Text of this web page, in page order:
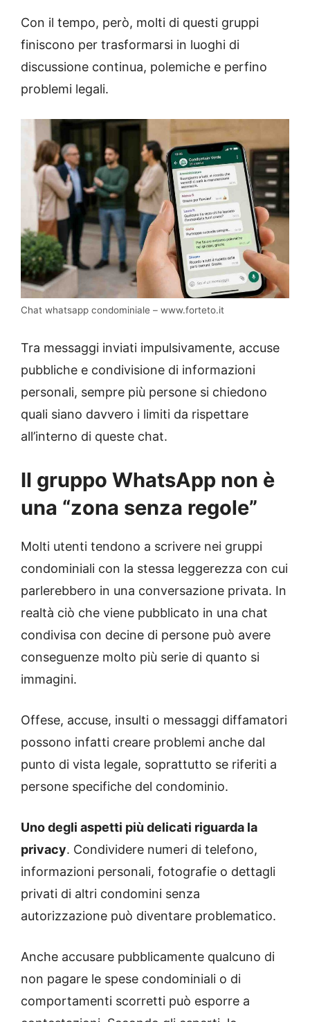
Con il tempo, però, molti di questi gruppi
finiscono per trasformarsi in luoghi di
discussione continua, polemiche e perfino
problemi legali.
Chat whatsapp condominiale – www.forteto.it
Tra messaggi inviati impulsivamente, accuse
pubbliche e condivisione di informazioni
personali, sempre più persone si chiedono
quali siano davvero i limiti da rispettare
all’interno di queste chat.
Il gruppo WhatsApp non è
una “zona senza regole”
Molti utenti tendono a scrivere nei gruppi
condominiali con la stessa leggerezza con cui
parlerebbero in una conversazione privata. In
realtà ciò che viene pubblicato in una chat
condivisa con decine di persone può avere
conseguenze molto più serie di quanto si
immagini.
Offese, accuse, insulti o messaggi diffamatori
possono infatti creare problemi anche dal
punto di vista legale, soprattutto se riferiti a
persone specifiche del condominio.
Uno degli aspetti più delicati riguarda la
privacy. Condividere numeri di telefono,
informazioni personali, fotografie o dettagli
privati di altri condomini senza
autorizzazione può diventare problematico.
Anche accusare pubblicamente qualcuno di
non pagare le spese condominiali o di
comportamenti scorretti può esporre a